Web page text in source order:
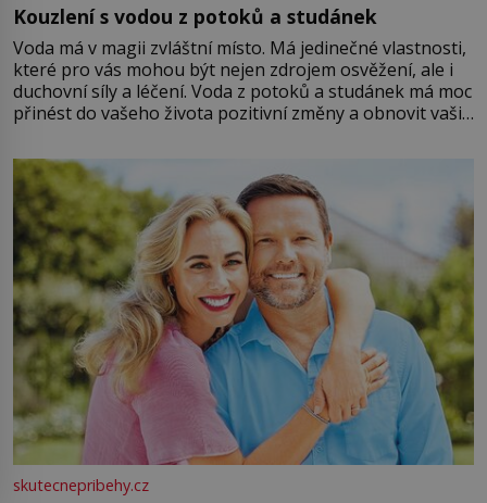
Kouzlení s vodou z potoků a studánek
Voda má v magii zvláštní místo. Má jedinečné vlastnosti,
které pro vás mohou být nejen zdrojem osvěžení, ale i
duchovní síly a léčení. Voda z potoků a studánek má moc
přinést do vašeho života pozitivní změny a obnovit vaši
můžete obohatit své rituály a přinést do svého života
větší harmonii a klid. Je důležité
skutecnepribehy.cz